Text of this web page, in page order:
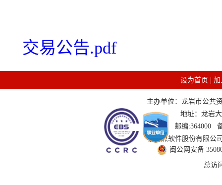
交易公告.pdf
设为首页 加
主办单位：龙岩市公共
地址：龙岩
邮编:364000
技术支持：国泰新点软件股份有限
闽公网安备
总访